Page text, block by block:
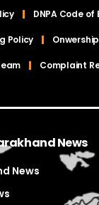
DNPA Code of
Policy
Complaint
News
News